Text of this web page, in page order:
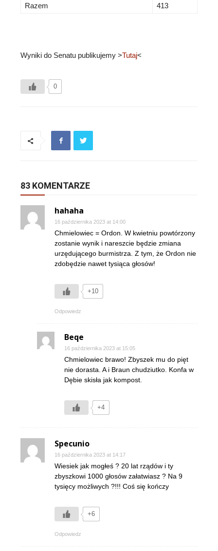
Razem
413
Wyniki do Senatu publikujemy >Tutaj<
0
83 KOMENTARZE
hahaha
16 października 2023 at 14:00
Chmielowiec = Ordon. W kwietniu powtórzony
zostanie wynik i nareszcie będzie zmiana
urzędującego burmistrza. Z tym, że Ordon nie
zdobędzie nawet tysiąca głosów!
+10
Odpowiedz
Beqe
16 października 2023 at 15:05
Chmielowiec brawo! Zbyszek mu do pięt
nie dorasta. A i Braun chudziutko. Konfa w
Dębie skisła jak kompost.
+4
Specunio
16 października 2023 at 14:17
Wiesiek jak mogłeś ? 20 lat rządów i ty
zbyszkowi 1000 głosów załatwiasz ? Na 9
tysięcy możliwych ?!!! Coś się kończy
+6
Odpowiedz